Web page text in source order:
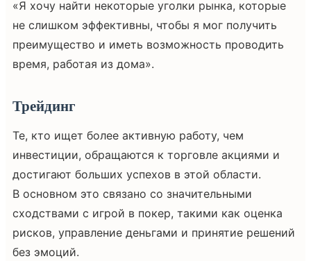
«Я хочу найти некоторые уголки рынка, которые
не слишком эффективны, чтобы я мог получить
преимущество и иметь возможность проводить
время, работая из дома».
Трейдинг
Те, кто ищет более активную работу, чем
инвестиции, обращаются к торговле акциями и
достигают больших успехов в этой области.
В основном это связано со значительными
сходствами с игрой в покер, такими как оценка
рисков, управление деньгами и принятие решений
без эмоций.